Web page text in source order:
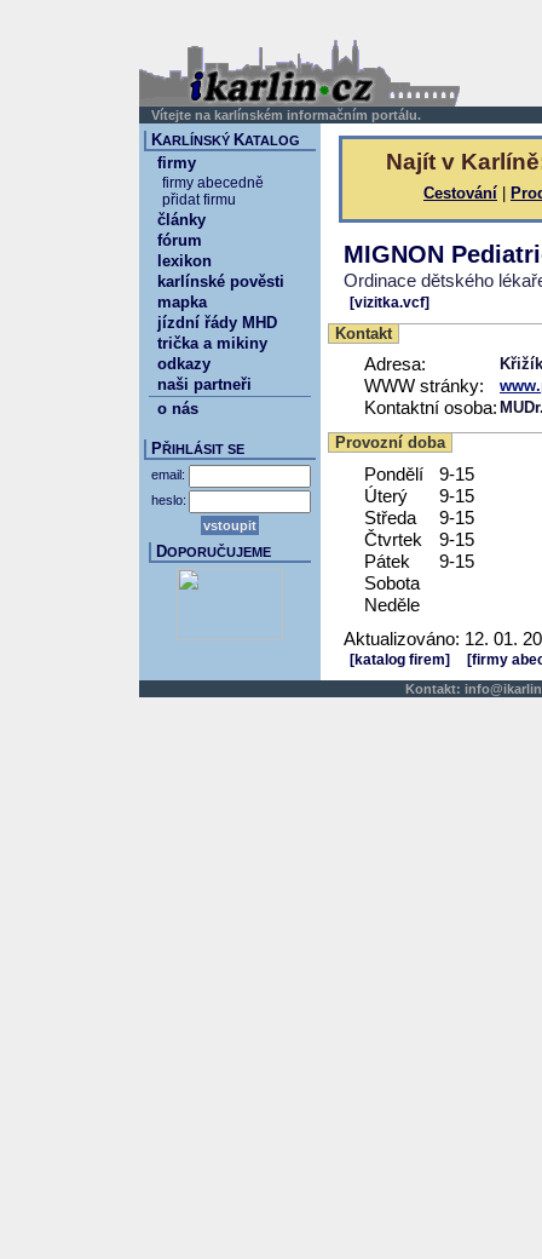
Vítejte na karlínském informačním portálu.
Najít v
Cestování
MIGNON
Ordinace dětského
[vizitka.vcf]
Kontakt
Adresa:
WWW stránky:
Kontaktní osoba:
Provozní doba
Pondělí
9-15
Úterý
9-15
Středa
9-15
Čtvrtek
9-15
Pátek
9-15
Sobota
Neděle
Aktualizováno: 12. 01.
[katalog firem] [firmy
KARLÍNSKÝ KATALOG
firmy
firmy abecedně
přidat firmu
články
fórum
lexikon
karlínské pověsti
mapka
jízdní řády MHD
trička a mikiny
odkazy
naši partneři
o nás
PŘIHLÁSIT SE
email:
heslo:
DOPORUČUJEME
Kontakt: